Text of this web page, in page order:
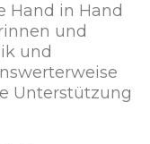
Hand in Hand
und
und
Unterstützung